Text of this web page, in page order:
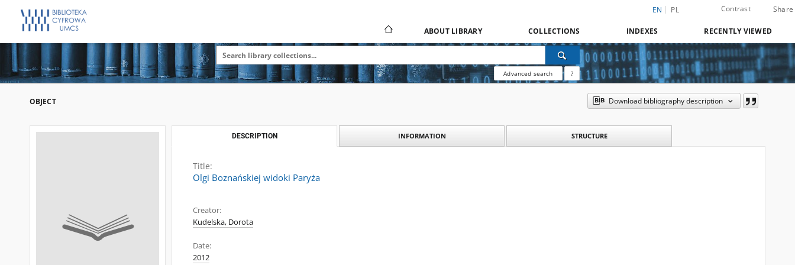
EN PL Contrast Share
ABOUT LIBRARY COLLECTIONS INDEXES RECENTLY VIEWED
Advanced search ?
OBJECT Download bibliography description
DESCRIPTION INFORMATION STRUCTURE
Title:
Olgi Boznańskiej widoki Paryża
Creator:
Kudelska, Dorota
Date:
2012